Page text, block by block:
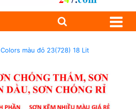
màu đỏ 23(728) 18 Lit